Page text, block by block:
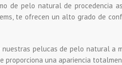
de pelo natural de procedencia
te ofrecen un alto grado de
pelucas de pelo natural a
una apariencia